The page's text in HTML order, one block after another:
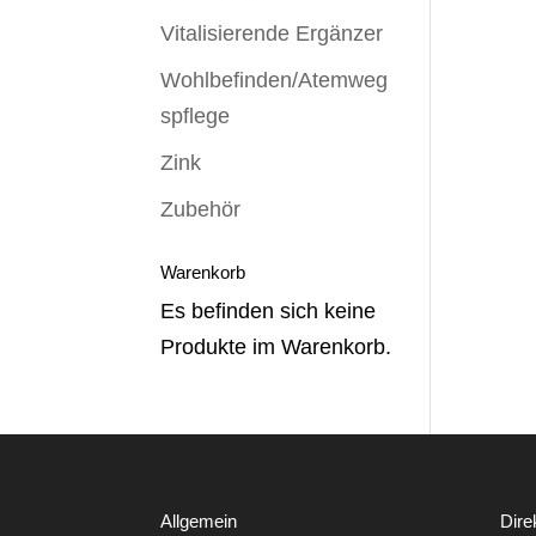
Vitalisierende Ergänzer
Wohlbefinden/Atemweg
spflege
Zink
Zubehör
Warenkorb
Es befinden sich keine
Produkte im Warenkorb.
Allgemein